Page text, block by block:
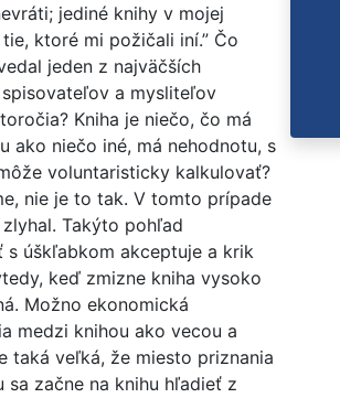
jediné knihy v mojej
ktoré mi požičali iní.” Čo
jeden z najväčších
a mysliteľov
Kniha je niečo, čo má
ako niečo iné, má nehodnotu, s
voluntaristicky kalkulovať?
nie je to tak. V tomto prípade
Takýto pohľad
s úškľabkom akceptuje a krik
keď zmizne kniha vysoko
Možno ekonomická
medzi knihou ako vecou a
taká veľká, že miesto priznania
začne na knihu hľadieť z